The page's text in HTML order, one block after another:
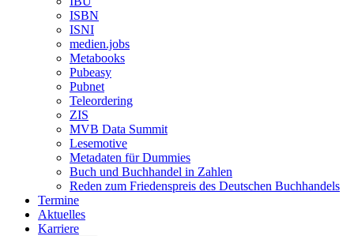
ISBN
ISNI
medien.jobs
Metabooks
Pubeasy
Pubnet
Teleordering
ZIS
MVB Data Summit
Lesemotive
Metadaten für Dummies
Buch und Buchhandel in Zahlen
Reden zum Friedenspreis des Deutschen Buchhandels
Termine
Aktuelles
Karriere